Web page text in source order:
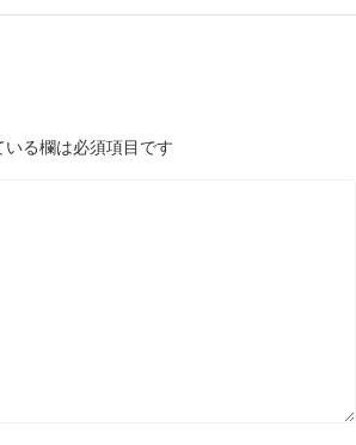
いる欄は必須項目です